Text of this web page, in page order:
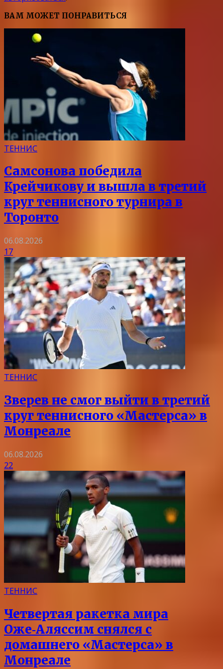
ВАМ МОЖЕТ ПОНРАВИТЬСЯ
ТЕННИС
Самсонова победила
Крейчикову и вышла в третий
круг теннисного турнира в
Торонто
06.08.2026
17
ТЕННИС
Зверев не смог выйти в третий
круг теннисного «Мастерса» в
Монреале
06.08.2026
22
ТЕННИС
Четвертая ракетка мира
Оже‑Аляссим снялся с
домашнего «Мастерса» в
Монреале